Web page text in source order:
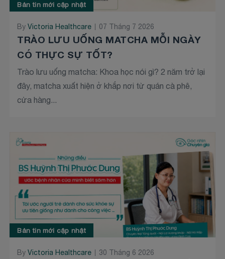
Bản tin mới cập nhật
ByVictoria Healthcare 07 Tháng 7 2026
TRÀO LƯU UỐNG MATCHA MỖI NGÀY
CÓ THỰC SỰ TỐT?
Trào lưu uống matcha: Khoa học nói gì? 2 năm trở lại
đây, matcha xuất hiện ở khắp nơi từ quán cà phê,
cửa hàng...
Bản tin mới cập nhật
ByVictoria Healthcare 30 Tháng 6 2026